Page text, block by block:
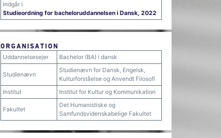
Indgår i
Studieordning for bacheloruddannelsen i Dansk, 2022
ORGANISATION
Uddannelsesejer Bachelor (BA) i dansk
Studienævn
Studienævn for Dansk, Engelsk,
Kulturforståelse og Anvendt Filosofi
Institut
Institut for Kultur og Kommunikation
Fakultet
Det Humanistiske og
Samfundsvidenskabelige Fakultet